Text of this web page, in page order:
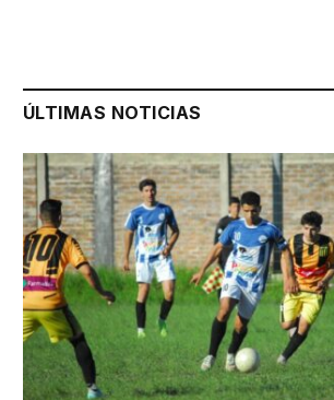
ÚLTIMAS NOTICIAS